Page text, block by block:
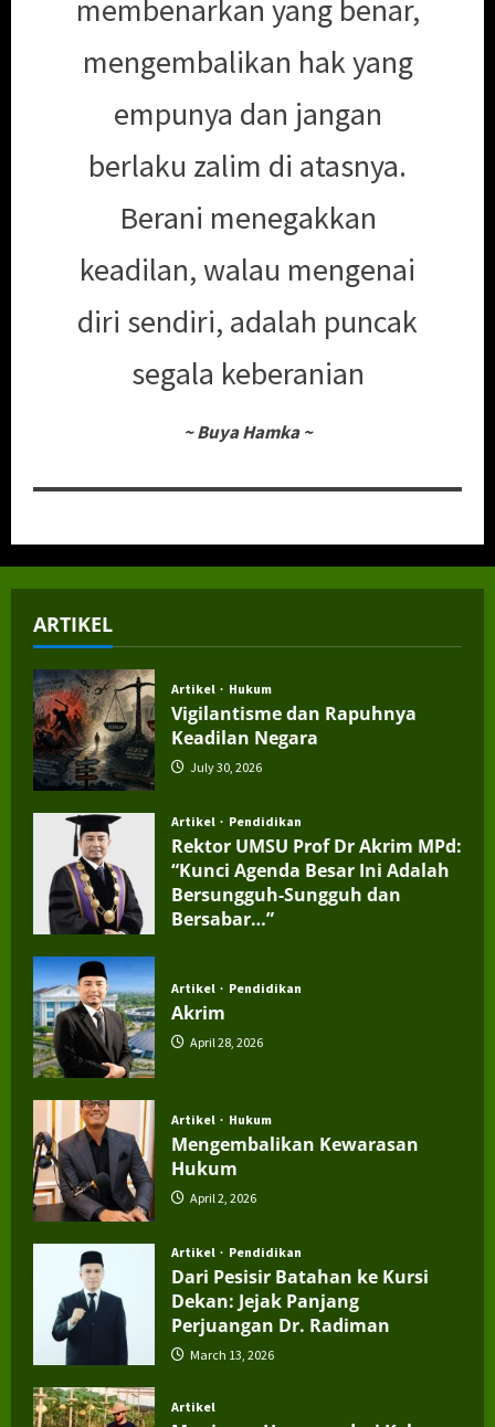
membenarkan yang benar,
mengembalikan hak yang
empunya dan jangan
berlaku zalim di atasnya.
Berani menegakkan
keadilan, walau mengenai
diri sendiri, adalah puncak
segala keberanian
~ Buya Hamka ~
ARTIKEL
Artikel Hukum
Vigilantisme dan Rapuhnya
Keadilan Negara
July 30, 2026
Artikel Pendidikan
Rektor UMSU Prof Dr Akrim MPd:
“Kunci Agenda Besar Ini Adalah
Bersungguh-Sungguh dan
Bersabar…”
Artikel Pendidikan
Akrim
April 28, 2026
Artikel Hukum
Mengembalikan Kewarasan
Hukum
April 2, 2026
Artikel Pendidikan
Dari Pesisir Batahan ke Kursi
Dekan: Jejak Panjang
Perjuangan Dr. Radiman
March 13, 2026
Artikel